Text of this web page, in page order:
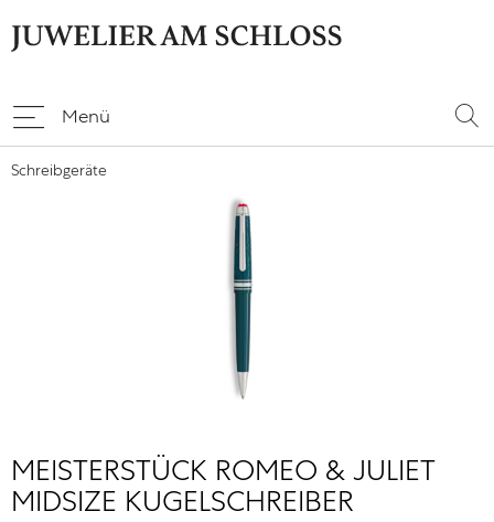
Menü
Schreibgeräte
MEISTERSTÜCK ROMEO & JULIET
MIDSIZE KUGELSCHREIBER